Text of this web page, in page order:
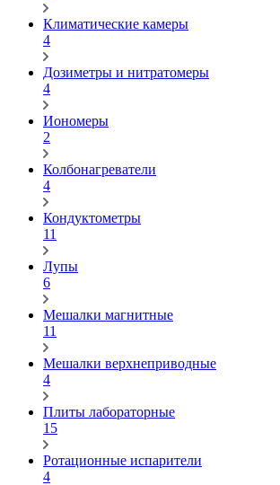
Климатические камеры
4
Дозиметры и нитратомеры
4
Иономеры
2
Колбонагреватели
4
Кондуктометры
11
Лупы
6
Мешалки магнитные
11
Мешалки верхнеприводные
4
Плиты лабораторные
15
Ротационные испарители
4